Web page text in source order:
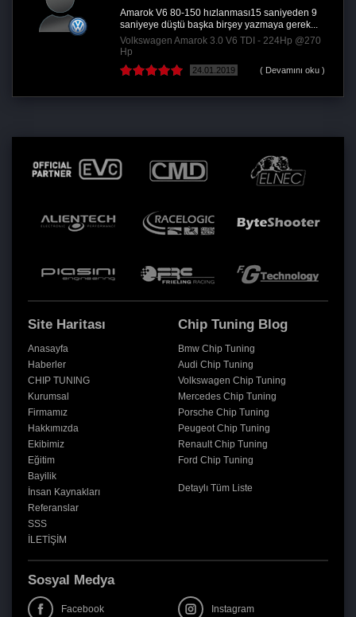
Amarok V6 80-150 hızlanması15 saniyeden 9
saniyeye düştü başka birşey yazmaya gerek...
Volkswagen Amarok 3.0 V6 TDI - 224Hp @270
24.01.2019 ( Devamını oku )
Site Haritası
Anasayfa
Haberler
CHIP TUNING
Kurumsal
Firmamız
Hakkımızda
Ekibimiz
Eğitim
Bayilik
İnsan Kaynakları
Referanslar
SSS
İLETİŞİM
Chip Tuning Blog
Bmw Chip Tuning
Audi Chip Tuning
Volkswagen Chip Tuning
Mercedes Chip Tuning
Porsche Chip Tuning
Peugeot Chip Tuning
Renault Chip Tuning
Ford Chip Tuning
Detaylı Tüm Liste
Sosyal Medya
Facebook Instagram